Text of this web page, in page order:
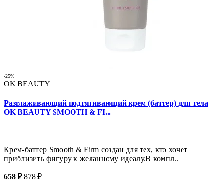
-25%
OK BEAUTY
Разглаживающий подтягивающий крем (баттер) для тела
OK BEAUTY SMOOTH & FI...
Крем-баттер Smooth & Firm создан для тех, кто хочет
приблизить фигуру к желанному идеалу.В компл..
658 ₽ 878 ₽